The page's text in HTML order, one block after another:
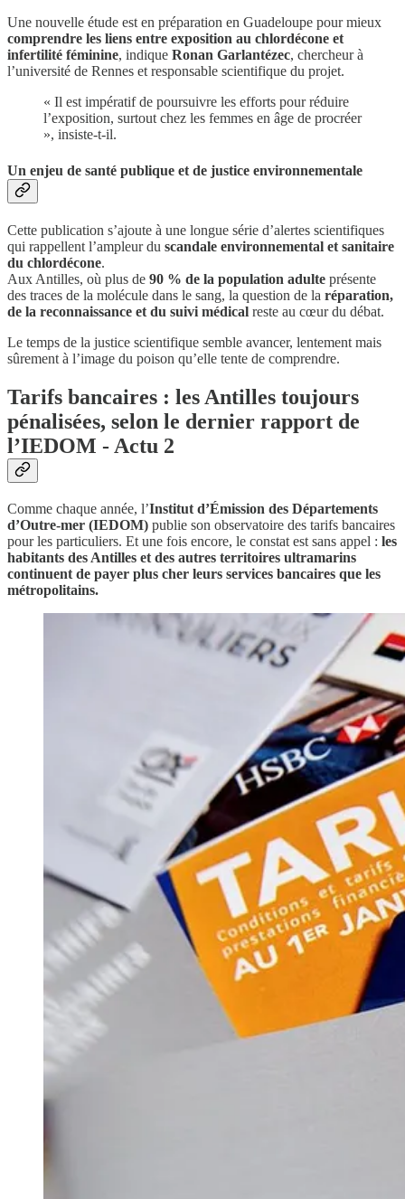
Une nouvelle étude est en préparation en Guadeloupe pour mieux
comprendre les liens entre exposition au chlordécone et
infertilité féminine, indique Ronan Garlantézec, chercheur à
l’université de Rennes et responsable scientifique du projet.
« Il est impératif de poursuivre les efforts pour réduire
l’exposition, surtout chez les femmes en âge de procréer
», insiste-t-il.
Un enjeu de santé publique et de justice environnementale
Cette publication s’ajoute à une longue série d’alertes scientifiques
qui rappellent l’ampleur du scandale environnemental et sanitaire
du chlordécone.
Aux Antilles, où plus de 90 % de la population adulte présente
des traces de la molécule dans le sang, la question de la réparation,
de la reconnaissance et du suivi médical reste au cœur du débat.
Le temps de la justice scientifique semble avancer, lentement mais
sûrement à l’image du poison qu’elle tente de comprendre.
Tarifs bancaires : les Antilles toujours
pénalisées, selon le dernier rapport de
l’IEDOM - Actu 2
Comme chaque année, l’Institut d’Émission des Départements
d’Outre-mer (IEDOM) publie son observatoire des tarifs bancaires
pour les particuliers. Et une fois encore, le constat est sans appel : les
habitants des Antilles et des autres territoires ultramarins
continuent de payer plus cher leurs services bancaires que les
métropolitains.